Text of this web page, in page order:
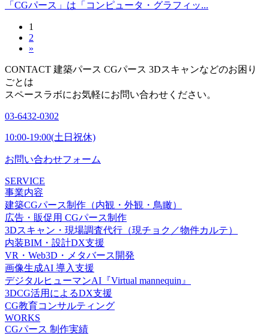
「CGパース」は「コンピュータ・グラフィッ...
1
2
»
CONTACT 建築パース CGパース 3Dスキャンなどのお困り
ごとは
スペースラボにお気軽にお問い合わせください。
03-6432-0302
10:00-19:00(土日祝休)
お問い合わせフォーム
SERVICE
事業内容
建築CGパース制作（内観・外観・鳥瞰）
広告・販促用 CGパース制作
3Dスキャン・現場調査代行（現チョク／物件カルテ）
内装BIM・設計DX支援
VR・Web3D・メタバース開発
画像生成AI 導入支援
デジタルヒューマンAI『Virtual mannequin』
3DCG活用によるDX支援
CG教育コンサルティング
WORKS
CGパース 制作実績